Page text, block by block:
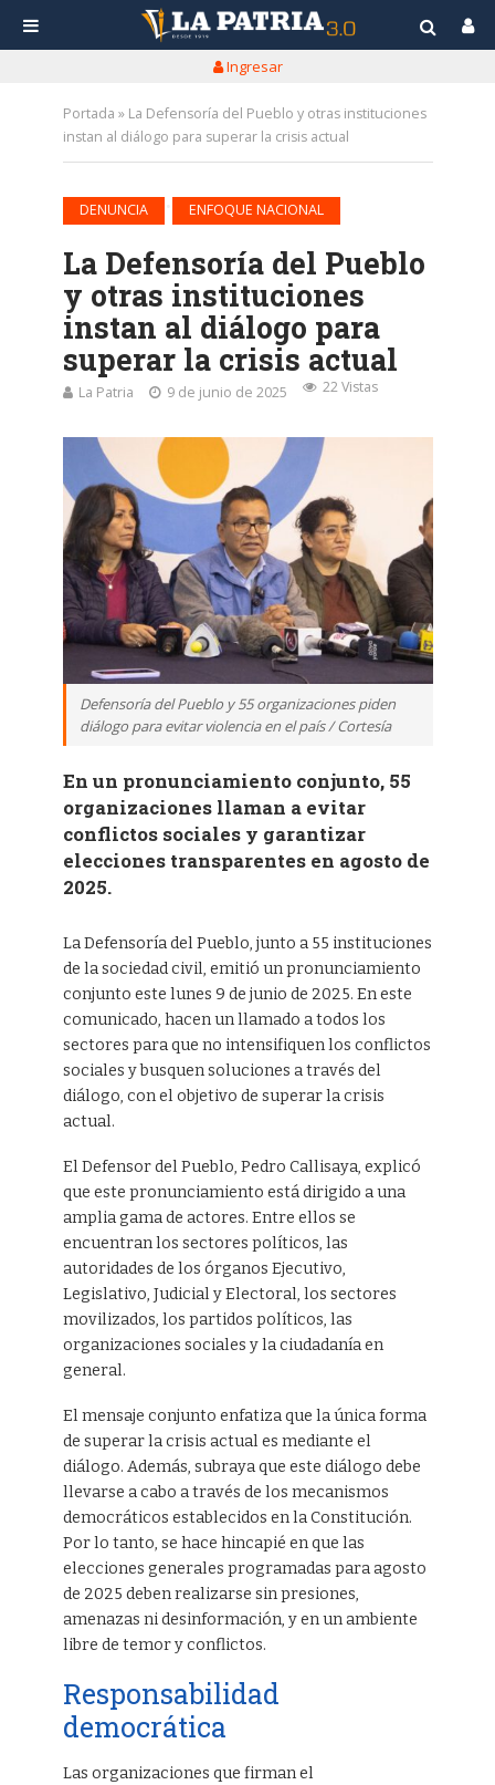
Ingresar
Portada » La Defensoría del Pueblo y otras instituciones
instan al diálogo para superar la crisis actual
DENUNCIA ENFOQUE NACIONAL
La Defensoría del Pueblo
y otras instituciones
instan al diálogo para
superar la crisis actual
La Patria 9 de junio de 2025 22 Vistas
Defensoría del Pueblo y 55 organizaciones piden
diálogo para evitar violencia en el país / Cortesía
En un pronunciamiento conjunto, 55
organizaciones llaman a evitar
conflictos sociales y garantizar
elecciones transparentes en agosto de
2025.
La Defensoría del Pueblo, junto a 55 instituciones
de la sociedad civil, emitió un pronunciamiento
conjunto este lunes 9 de junio de 2025. En este
comunicado, hacen un llamado a todos los
sectores para que no intensifiquen los conflictos
sociales y busquen soluciones a través del
diálogo, con el objetivo de superar la crisis
actual.
El Defensor del Pueblo, Pedro Callisaya, explicó
que este pronunciamiento está dirigido a una
amplia gama de actores. Entre ellos se
encuentran los sectores políticos, las
autoridades de los órganos Ejecutivo,
Legislativo, Judicial y Electoral, los sectores
movilizados, los partidos políticos, las
organizaciones sociales y la ciudadanía en
general.
El mensaje conjunto enfatiza que la única forma
de superar la crisis actual es mediante el
diálogo. Además, subraya que este diálogo debe
llevarse a cabo a través de los mecanismos
democráticos establecidos en la Constitución.
Por lo tanto, se hace hincapié en que las
elecciones generales programadas para agosto
de 2025 deben realizarse sin presiones,
amenazas ni desinformación, y en un ambiente
libre de temor y conflictos.
Responsabilidad
democrática
Las organizaciones que firman el